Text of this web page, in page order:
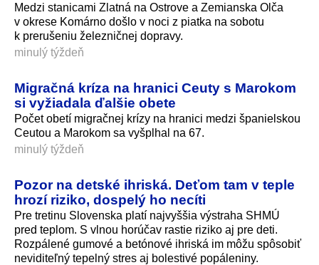
Medzi stanicami Zlatná na Ostrove a Zemianska Olča
v okrese Komárno došlo v noci z piatka na sobotu
k prerušeniu železničnej dopravy.
minulý týždeň
Migračná kríza na hranici Ceuty s Marokom
si vyžiadala ďalšie obete
Počet obetí migračnej krízy na hranici medzi španielskou
Ceutou a Marokom sa vyšplhal na 67.
minulý týždeň
Pozor na detské ihriská. Deťom tam v teple
hrozí riziko, dospelý ho necíti
Pre tretinu Slovenska platí najvyššia výstraha SHMÚ
pred teplom. S vlnou horúčav rastie riziko aj pre deti.
Rozpálené gumové a betónové ihriská im môžu spôsobiť
neviditeľný tepelný stres aj bolestivé popáleniny.